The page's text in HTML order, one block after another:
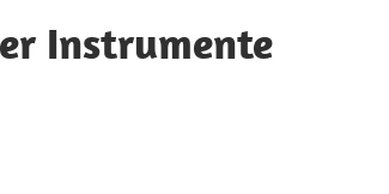
Instrumente